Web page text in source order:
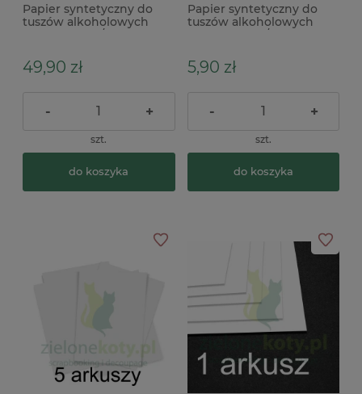
Papier syntetyczny do
tuszów alkoholowych
ScrapEgo A4 / 10szt.
49,90 zł
- +
szt.
do koszyka
Papier syntetyczny do
tuszów alkoholowych
ScrapEgo A4 / 1szt.
5,90 zł
- +
szt.
do koszyka